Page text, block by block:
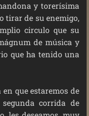
y torerísima
tirar de su enemigo,
circulo que su
de música y
que ha tenido una
que estaremos de
corrida de